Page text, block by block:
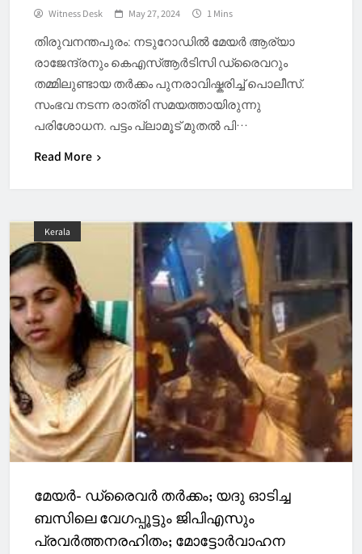
Witness Desk May 27, 2024 1 Mins
തിരുവനന്തപുരം: നടുറോഡിൽ മേയർ ആര്യാ
രാജേന്ദ്രനും കെഎസ്ആർടിസി ഡ്രൈവറും
തമ്മിലുണ്ടായ തർക്കം പുനരാവിഷ്കരിച്ച് പൊലീസ്.
സംഭവ നടന്ന രാത്രി സമയത്തായിരുന്നു
പരിശോധന. പട്ടം പ്ലാമൂട് മുതൽ പി…
Read More
Kerala
മേയർ- ഡ്രൈവർ തർക്കം; യദു ഓടിച്ച
ബസിലെ വേ​ഗപ്പൂട്ടും ജിപിഎസും
പ്രവര്‍ത്തനരഹിതം; മോട്ടോർവാഹന